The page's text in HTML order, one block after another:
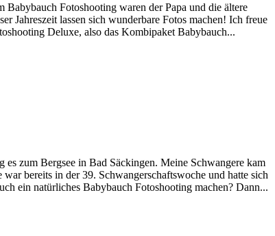
Fotoshooting waren der Papa und die ältere
Jahreszeit lassen sich wunderbare Fotos machen! Ich freue
Deluxe, also das Kombipaket Babybauch...
zum Bergsee in Bad Säckingen. Meine Schwangere kam
bereits in der 39. Schwangerschaftswoche und hatte sich
ein natürliches Babybauch Fotoshooting machen? Dann...